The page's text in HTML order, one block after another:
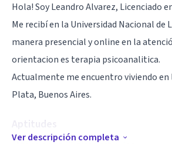
Hola! Soy Leandro Alvarez, Licenciado
Me recibí en la Universidad Nacional de
manera presencial y online en la
orientacion es terapia psicoanalitica.
Actualmente me encuentro viviendo en
Plata, Buenos Aires.
Aptitudes
-Atención en Clinica Particular.
Ver descripción completa